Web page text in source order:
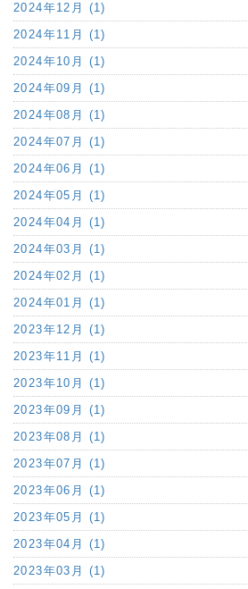
2024年12月 (1)
2024年11月 (1)
2024年10月 (1)
2024年09月 (1)
2024年08月 (1)
2024年07月 (1)
2024年06月 (1)
2024年05月 (1)
2024年04月 (1)
2024年03月 (1)
2024年02月 (1)
2024年01月 (1)
2023年12月 (1)
2023年11月 (1)
2023年10月 (1)
2023年09月 (1)
2023年08月 (1)
2023年07月 (1)
2023年06月 (1)
2023年05月 (1)
2023年04月 (1)
2023年03月 (1)